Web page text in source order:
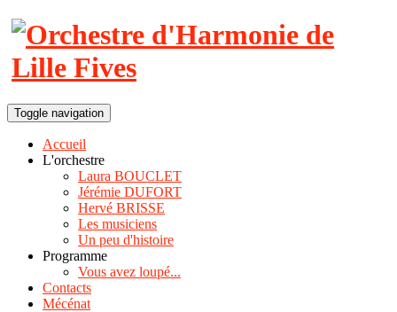
Toggle navigation
Accueil
L'orchestre
Laura BOUCLET
Jérémie DUFORT
Hervé BRISSE
Les musiciens
Un peu d'histoire
Programme
Vous avez loupé...
Contacts
Mécénat